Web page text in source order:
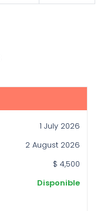
1 July 2026
2 August 2026
$ 4,500
Disponible